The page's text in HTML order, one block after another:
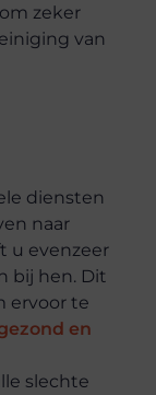
zeker
van
diensten
naar
u evenzeer
bij hen. Dit
ervoor te
en
slechte